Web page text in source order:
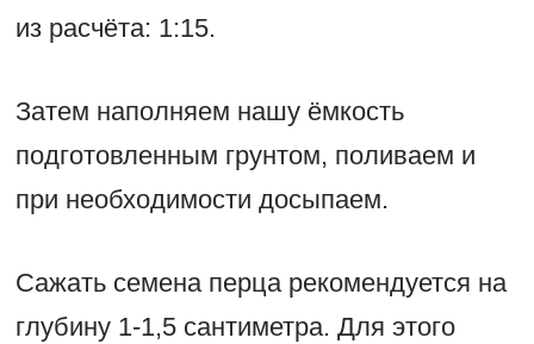
из расчёта: 1:15.
Затем наполняем нашу ёмкость
подготовленным грунтом, поливаем и
при необходимости досыпаем.
Сажать семена перца рекомендуется на
глубину 1-1,5 сантиметра. Для этого